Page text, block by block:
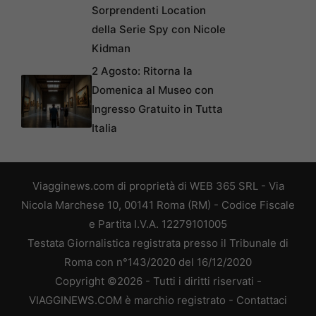
Sorprendenti Location
della Serie Spy con Nicole
Kidman
2 Agosto: Ritorna la
Domenica al Museo con
Ingresso Gratuito in Tutta
Italia
Viagginews.com di proprietà di WEB 365 SRL - Via
Nicola Marchese 10, 00141 Roma (RM) - Codice Fiscale
e Partita I.V.A. 12279101005
Testata Giornalistica registrata presso il Tribunale di
Roma con n°143/2020 del 16/12/2020
Copyright ©2026 - Tutti i diritti riservati -
VIAGGINEWS.COM è marchio registrato - Contattaci